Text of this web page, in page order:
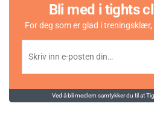
Bli med i tights
For deg som er glad i
Ved å bli medlem samtykker du til at